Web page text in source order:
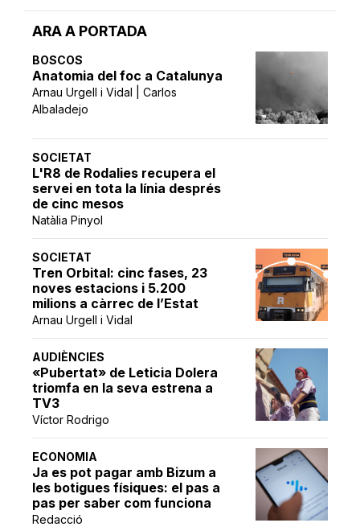
ARA A PORTADA
BOSCOS
Anatomia del foc a Catalunya
Arnau Urgell i Vidal | Carlos
Albaladejo
SOCIETAT
L'R8 de Rodalies recupera el
servei en tota la línia després
de cinc mesos
Natàlia Pinyol
SOCIETAT
Tren Orbital: cinc fases, 23
noves estacions i 5.200
milions a càrrec de l’Estat
Arnau Urgell i Vidal
AUDIÈNCIES
«Pubertat» de Leticia Dolera
triomfa en la seva estrena a
TV3
Víctor Rodrigo
ECONOMIA
Ja es pot pagar amb Bizum a
les botigues físiques: el pas a
pas per saber com funciona
Redacció